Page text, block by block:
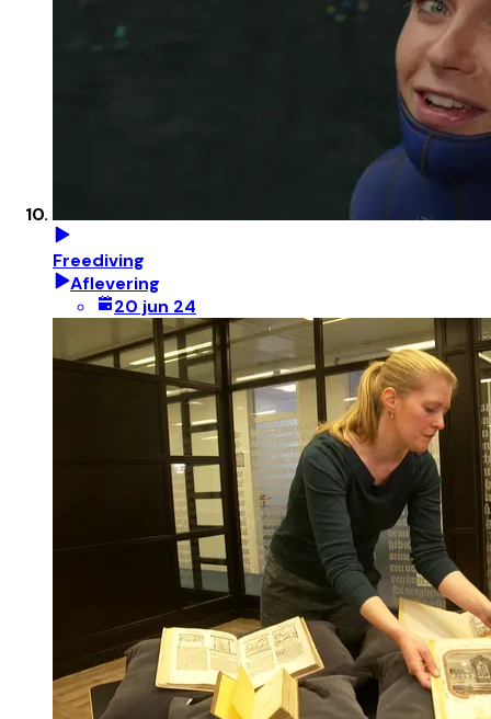
Freediving
Aflevering
20 jun 24